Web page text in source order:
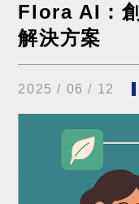
Flora AI：
解決方案
2025 / 06 / 12